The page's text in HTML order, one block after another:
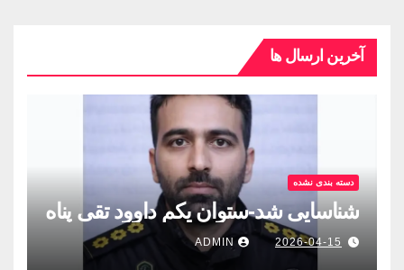
آخرین ارسال ها
دسته بندی نشده
شناسایی شد-ستوان یکم داوود تقی پناه
2026-04-15
ADMIN